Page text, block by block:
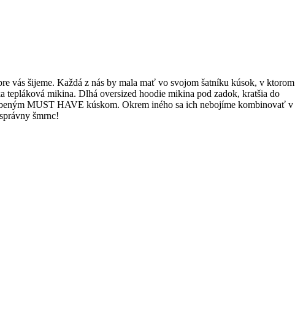
vás šijeme. Každá z nás by mala mať vo svojom šatníku kúsok, v ktorom
tepláková mikina. Dlhá oversized hoodie mikina pod zadok, kratšia do
MUST HAVE kúskom. Okrem iného sa ich nebojíme kombinovať v
šmrnc!